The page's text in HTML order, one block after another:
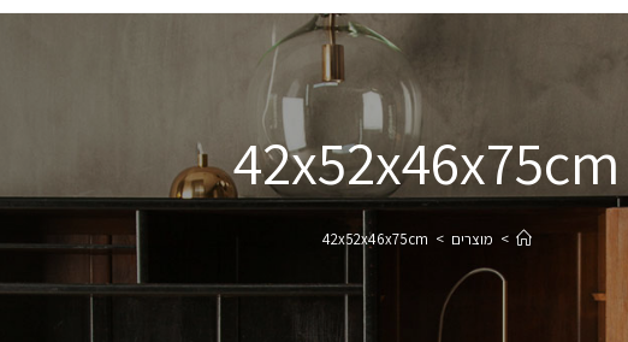
42x52x46x75cm
> מוצרים >
42x52x46x75cm